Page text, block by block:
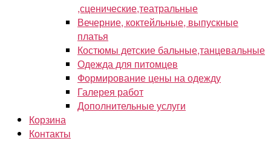
,сценические,театральные
Вечерние, коктейльные, выпускные
платья
Костюмы детские бальные,танцевальные
Одежда для питомцев
Формирование цены на одежду
Галерея работ
Дополнительные услуги
Корзина
Контакты